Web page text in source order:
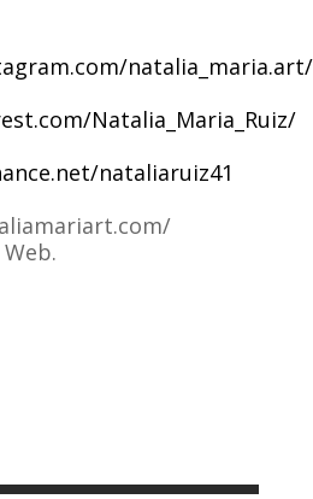
natalia_maria.art/
Natalia_Maria_Ruiz/
nataliaruiz41